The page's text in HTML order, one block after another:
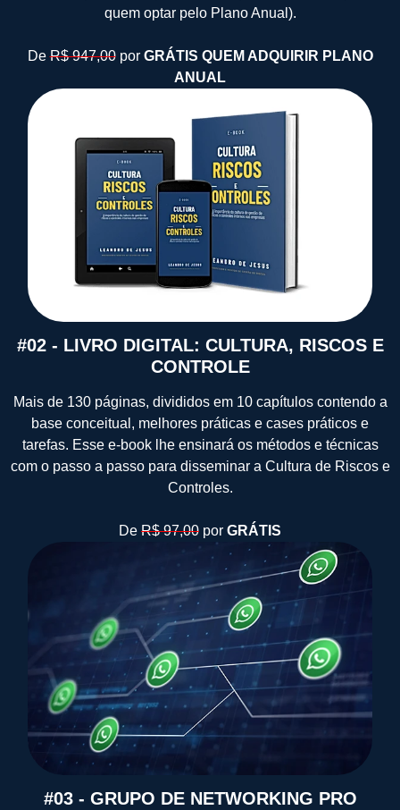
quem optar pelo Plano Anual).
DeR$ 947,00por GRÁTIS QUEM ADQUIRIR PLANO
ANUAL
#02 - LIVRO DIGITAL: CULTURA, RISCOS E
CONTROLE
Mais de 130 páginas, divididos em 10 capítulos contendo a
base conceitual, melhores práticas e cases práticos e
tarefas. Esse e-book lhe ensinará os métodos e técnicas
com o passo a passo para disseminar a Cultura de Riscos e
Controles.
De R$ 97,00 por GRÁTIS
#03 - GRUPO DE NETWORKING PRO